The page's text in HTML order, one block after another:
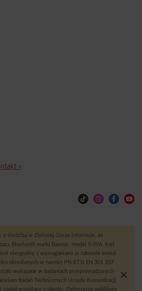
»
z siedzibą w Zielonej Górze informuje, że
Bluetooth marki Baseus, model S-09A, kod
niezgodny z wymaganiami w zakresie emisji
określonych w normie PN-ETSI EN 301 357
wykazane w badaniach przeprowadzonych
Badań Technicznych Urzędu Komunikacji
został wycofany z obrotu. Ogłoszenie publikuje